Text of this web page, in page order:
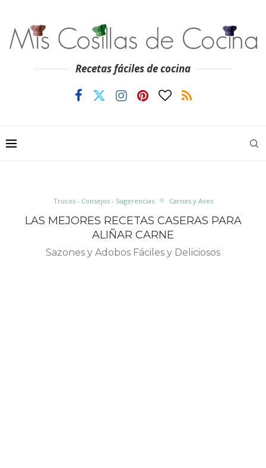
Recetas fáciles de cocina
Trucos - Consejos - Sugerencias Carnes y Aves
LAS MEJORES RECETAS CASERAS PARA
ALIÑAR CARNE
Sazones y Adobos Fáciles y Deliciosos